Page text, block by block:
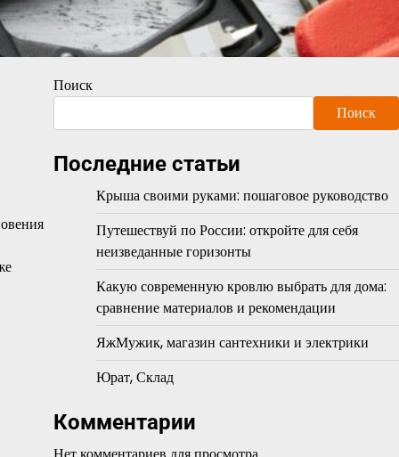
Поиск
Поиск
Последние статьи
Крыша своими руками: пошаговое руководство
Путешествуй по России: откройте для себя
неизведанные горизонты
Какую современную кровлю выбрать для дома:
сравнение материалов и рекомендации
ЯжМужик, магазин сантехники и электрики
Юрат, Склад
Комментарии